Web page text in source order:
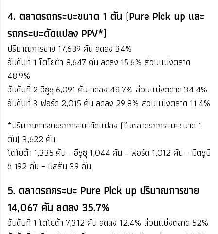
4. ตลาดรถกระบะขนาด 1 ตัน (Pure Pick up และ
รถกระบะดัดแปลง PPV*)
ปริมาณการขาย 17,689 คัน ลดลง 34%
อันดับที่ 1 โตโยต้า​ 8,647 คัน​ ลดลง 15.6%​​ ส่วนแบ่งตลาด
48.9%
อันดับที่ 2 อีซูซุ​​ 6,091 คัน​ ลดลง 48.7%​​ ส่วนแบ่งตลาด 34.4%
​อันดับที่ 3 ฟอร์ด​ 2,015 คัน​ ลดลง 29.8%​​ ส่วนแบ่งตลาด 11.4%
​​*ปริมาณการขายรถกระบะดัดแปลง (ในตลาดรถกระบะขนาด 1
ตัน) 3,622 คัน
โตโยต้า 1,335 คัน - อีซูซุ 1,044 คัน – ฟอร์ด 1,012 คัน – มิตซูบิ
ชิ 192 คัน – นิสสัน 39 คัน
5. ตลาดรถกระบะ Pure Pick up ปริมาณการขาย
14,067 คัน ลดลง 35.7%
​อันดับที่ 1 โตโยต้า​ 7,312 คัน​ ลดลง ​12.4%​​ ส่วนแบ่งตลาด 52%